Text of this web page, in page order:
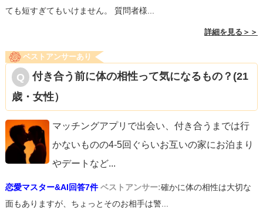
ても短すぎてもいけません。 質問者様...
詳細を見る＞＞
ベストアンサーあり
付き合う前に体の相性って気になるもの？(21
歳・女性）
マッチングアプリで出会い、付き合うまでは行
かないものの4-5回ぐらいお互いの家にお泊まり
やデートなど...
恋愛マスター&AI回答7件 ベストアンサー:確かに体の相性は大切な
面もありますが、ちょっとそのお相手は警...